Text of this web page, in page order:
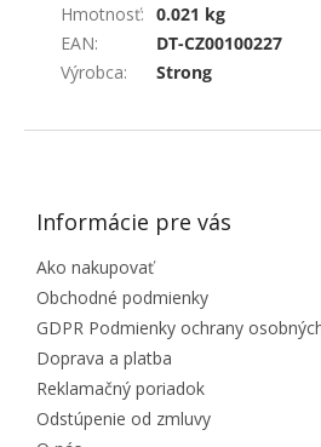
Hmotnosť: 0.021 kg
EAN:
DT-CZ00100227
Výrobca: Strong
ZÁPÄTIE
Informácie pre vás
Ako nakupovať
Obchodné podmienky
GDPR Podmienky ochrany
Doprava a platba
Reklamačný poriadok
Odstúpenie od zmluvy